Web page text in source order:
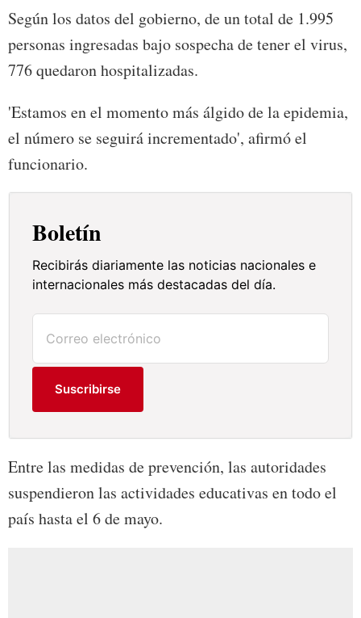
Según los datos del gobierno, de un total de 1.995
personas ingresadas bajo sospecha de tener el virus,
776 quedaron hospitalizadas.
'Estamos en el momento más álgido de la epidemia,
el número se seguirá incrementado', afirmó el
funcionario.
Boletín
Recibirás diariamente las noticias nacionales e
internacionales más destacadas del día.
Suscribirse
Entre las medidas de prevención, las autoridades
suspendieron las actividades educativas en todo el
país hasta el 6 de mayo.